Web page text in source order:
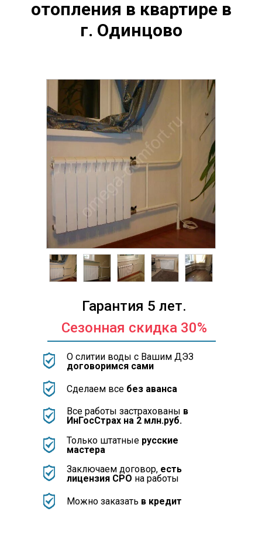
отопления в квартире в
г. Одинцово
О слитии воды с Вашим ДЭЗ
договоримся сами
Сделаем все без аванса
Все работы застрахованы в
ИнГосСтрах на 2 млн.руб.
Можно заказать в кредит
Только штатные русские
мастера
Заключаем договор, есть
лицензия СРО на работы
Гарантия 5 лет.
Сезонная скидка 30%